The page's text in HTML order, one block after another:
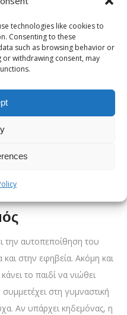
technologies like cookies to
Consenting to these
such as browsing behavior or
or withdrawing consent, may
του τρόπο. Δεν πρέπει
του δημόσια. Οι
προσφέροντας
και προσεκτική
πόσο
την αυτοπεποίθηση του
στην εφηβεία. Ακόμη και
το παιδί να νιώθει
στη γυμναστική
Αν υπάρχει κηδεμόνας, η